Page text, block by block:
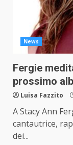
News
Fergie
prossimo
Luisa Fazzito
A Stacy Ann
cantautrice,
dei...